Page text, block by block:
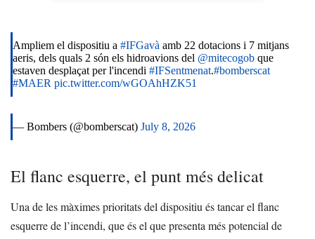
Ampliem el dispositiu a #IFGavà amb 22 dotacions i 7 mitjans
aeris, dels quals 2 són els hidroavions del @mitecogob que
estaven desplaçat per l'incendi #IFSentmenat.#bomberscat
#MAER pic.twitter.com/wGOAhHZK51
— Bombers (@bomberscat) July 8, 2026
El flanc esquerre, el punt més delicat
Una de les màximes prioritats del dispositiu és tancar el flanc
esquerre de l’incendi, que és el que presenta més potencial de